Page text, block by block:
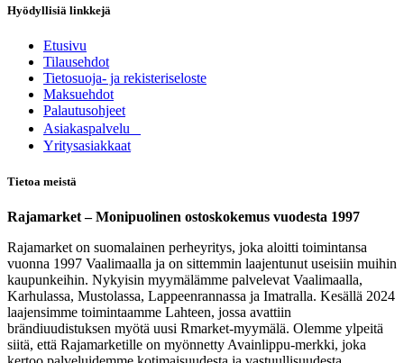
Hyödyllisiä linkkejä
Etusivu
Tilausehdot
Tietosuoja- ja rekisteriseloste
Maksuehdot
Palautusohjeet
Asia​k​aspalvelu
​Yritysasiakkaat
Tietoa meistä
Rajamarket – Monipuolinen ostoskokemus vuodesta 1997
Rajamarket on suomalainen perheyritys, joka aloitti toimintansa
vuonna 1997 Vaalimaalla ja on sittemmin laajentunut useisiin muihin
kaupunkeihin. Nykyisin myymälämme palvelevat Vaalimaalla,
Karhulassa, Mustolassa, Lappeenrannassa ja Imatralla. Kesällä 2024
laajensimme toimintaamme Lahteen, jossa avattiin
brändiuudistuksen myötä uusi Rmarket-myymälä. Olemme ylpeitä
siitä, että Rajamarketille on myönnetty Avainlippu-merkki, joka